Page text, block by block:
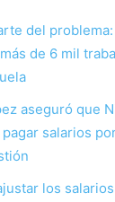
del
de 6 mil
aseguró que
salarios
los